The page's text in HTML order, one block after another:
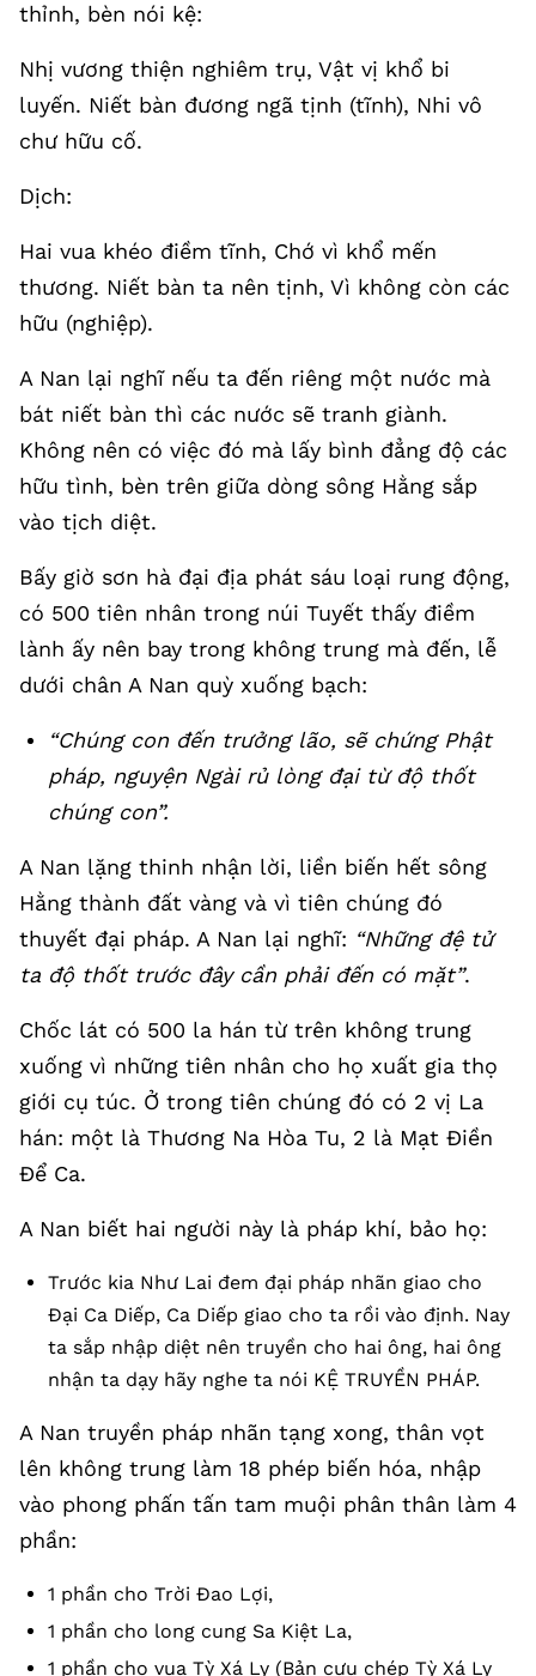
thỉnh, bèn nói kệ:
Nhị vương thiện nghiêm trụ, Vật vị khổ bi
luyến. Niết bàn đương ngã tịnh (tĩnh), Nhi vô
chư hữu cố.
Dịch:
Hai vua khéo điềm tĩnh, Chớ vì khổ mến
thương. Niết bàn ta nên tịnh, Vì không còn các
hữu (nghiệp).
A Nan lại nghĩ nếu ta đến riêng một nước mà
bát niết bàn thì các nước sẽ tranh giành.
Không nên có việc đó mà lấy bình đẳng độ các
hữu tình, bèn trên giữa dòng sông Hằng sắp
vào tịch diệt.
Bấy giờ sơn hà đại địa phát sáu loại rung động,
có 500 tiên nhân trong núi Tuyết thấy điềm
lành ấy nên bay trong không trung mà đến, lễ
dưới chân A Nan quỳ xuống bạch:
“Chúng con đến trưởng lão, sẽ chứng Phật
pháp, nguyện Ngài rủ lòng đại từ độ thốt
chúng con”.
A Nan lặng thinh nhận lời, liền biến hết sông
Hằng thành đất vàng và vì tiên chúng đó
thuyết đại pháp. A Nan lại nghĩ: “Những đệ tử
ta độ thốt trước đây cần phải đến có mặt”.
Chốc lát có 500 la hán từ trên không trung
xuống vì những tiên nhân cho họ xuất gia thọ
giới cụ túc. Ở trong tiên chúng đó có 2 vị La
hán: một là Thương Na Hòa Tu, 2 là Mạt Điền
Để Ca.
A Nan biết hai người này là pháp khí, bảo họ:
Trước kia Như Lai đem đại pháp nhãn giao cho
Đại Ca Diếp, Ca Diếp giao cho ta rồi vào định. Nay
ta sắp nhập diệt nên truyền cho hai ông, hai ông
nhận ta dạy hãy nghe ta nói KỆ TRUYỀN PHÁP.
A Nan truyền pháp nhãn tạng xong, thân vọt
lên không trung làm 18 phép biến hóa, nhập
vào phong phấn tấn tam muội phân thân làm 4
phần:
1 phần cho Trời Đao Lợi,
1 phần cho long cung Sa Kiệt La,
1 phần cho vua Tỳ Xá Ly (Bản cựu chép Tỳ Xá Ly